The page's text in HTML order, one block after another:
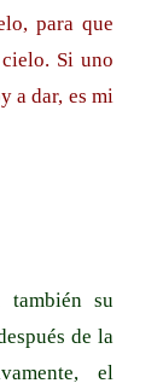
para que
Si uno
a dar, es mi
su
de la
el